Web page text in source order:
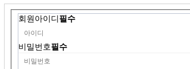
회원아이디 필수
비밀번호필수